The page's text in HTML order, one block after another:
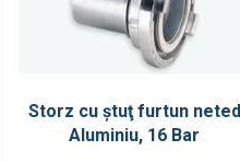
Storz cu ştuţ furtun neted
Aluminiu, 16 Bar